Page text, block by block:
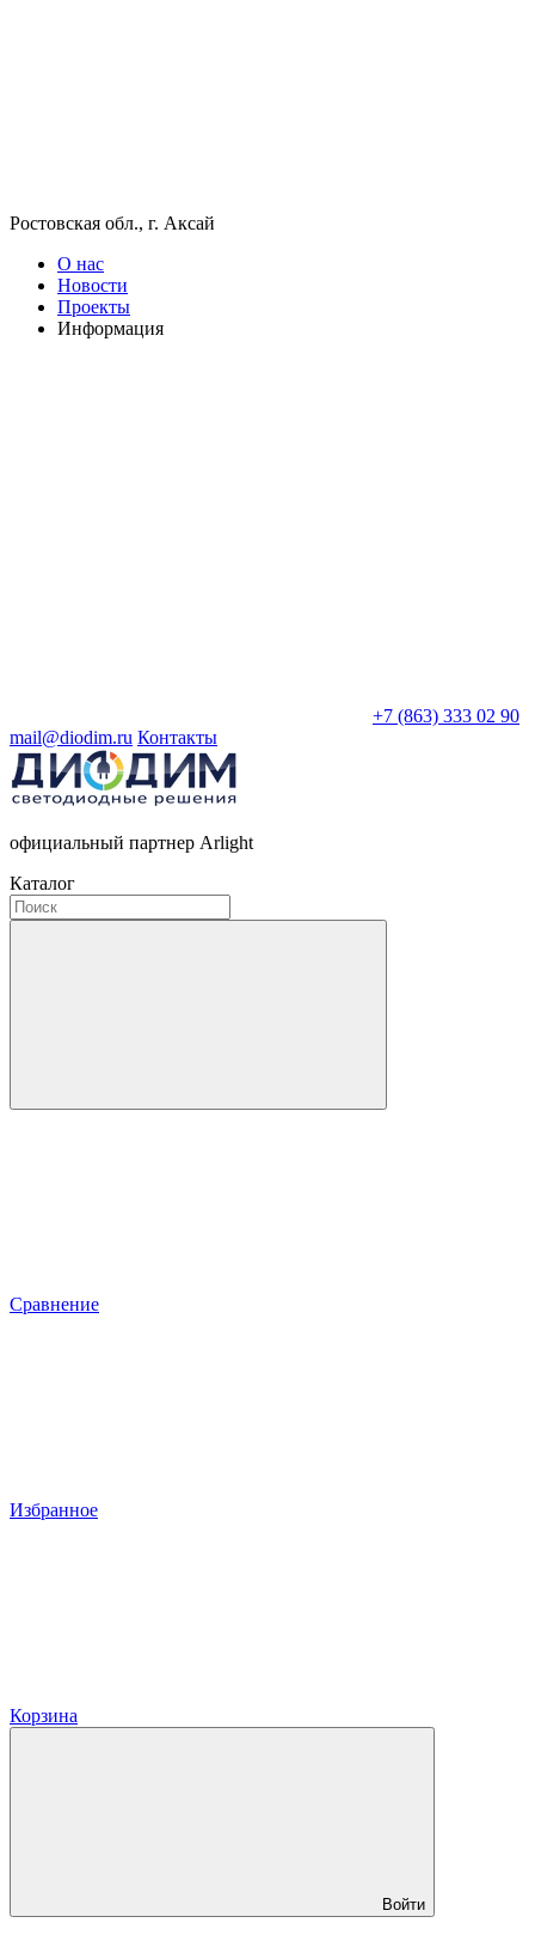
Ростовская обл., г. Аксай
О нас
Новости
Проекты
Информация
+7 (863) 333 02 90
mail@diodim.ru Контакты
официальный партнер Arlight
Каталог
Сравнение
Избранное
Корзина
Войти